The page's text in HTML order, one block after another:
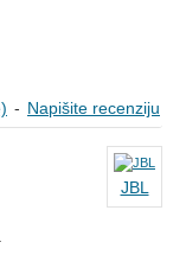
- Napišite recenziju
JBL